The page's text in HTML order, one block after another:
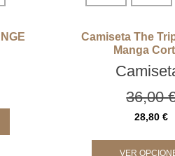
Camiseta The
Manga
36,00
28,80€
VER